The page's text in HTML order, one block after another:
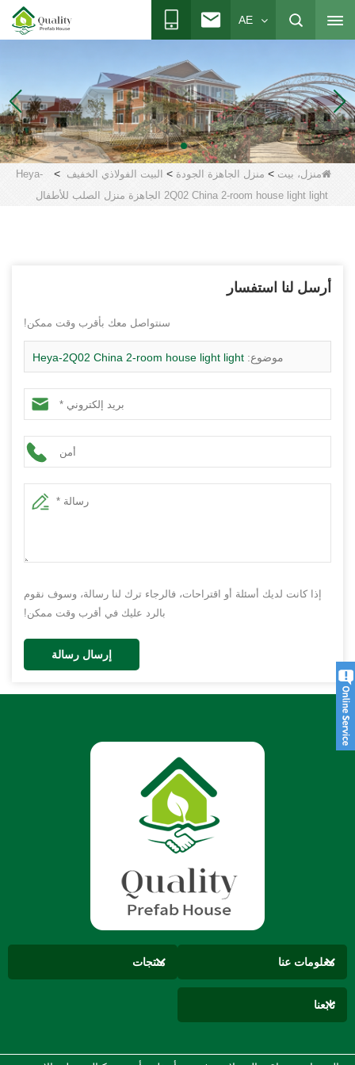
AE
منزل، بيت > منزل الجاهزة الجودة > البيت الفولاذي الخفيف >
Heya-
2Q02 China 2-room house light light الجاهزة منزل الصلب للأطفال
أرسل لنا استفسار
سنتواصل معك بأقرب وقت ممكن!
موضوع: Heya-2Q02 China 2-room house light light
الجاهزة منزل الصلب للأطفال
إذا كانت لديك أسئلة أو اقتراحات، فالرجاء ترك لنا رسالة، وسوف نقوم
بالرد عليك في أقرب وقت ممكن!
إرسال رسالة
معلومات عنا منتجات
تابعنا